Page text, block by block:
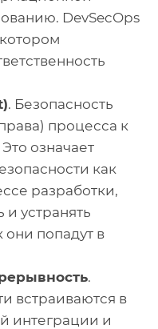
DevSecOps
. Безопасность
процесса к
означает
как
разработки,
и устранять
они попадут в
.
встраиваются в
интеграции и